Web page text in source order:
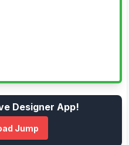
Designer App!
Jump